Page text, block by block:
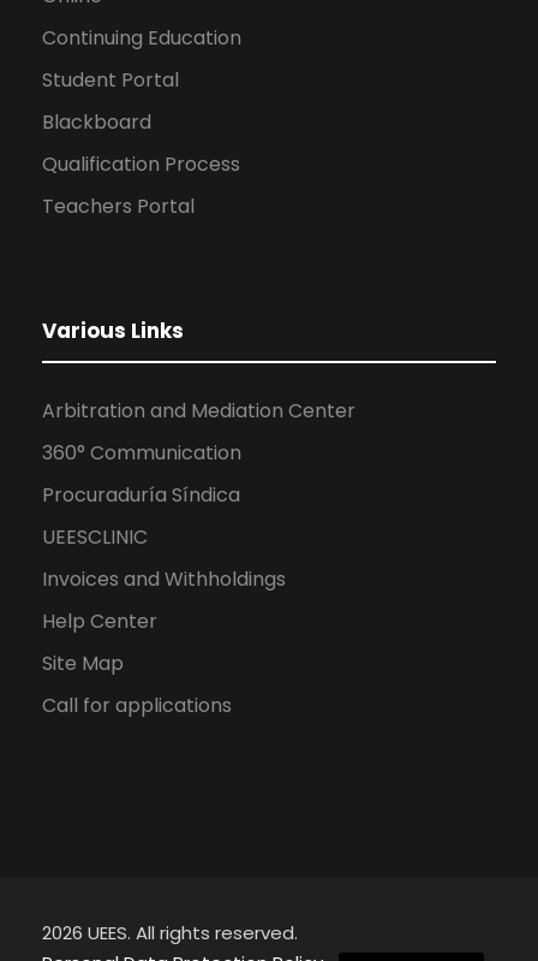
Continuing Education
Student Portal
Blackboard
Qualification Process
Teachers Portal
Various Links
Arbitration and Mediation Center
360° Communication
Procuraduría Síndica
UEESCLINIC
Invoices and Withholdings
Help Center
Site Map
Call for applications
2026 UEES. All rights reserved.